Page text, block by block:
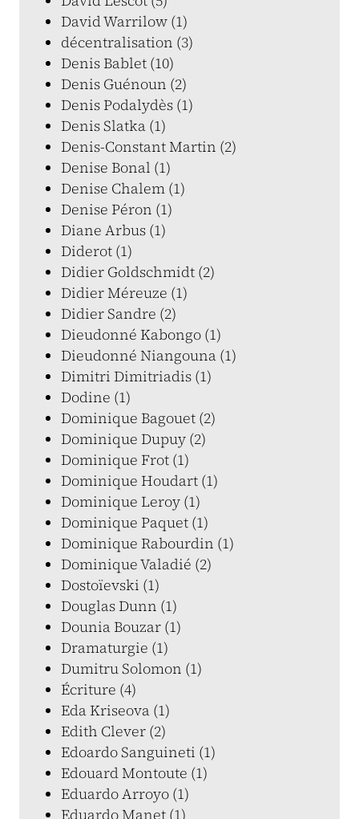
David Warrilow (1)
décentralisation (3)
Denis Bablet (10)
Denis Guénoun (2)
Denis Podalydès (1)
Denis Slatka (1)
Denis-Constant Martin (2)
Denise Bonal (1)
Denise Chalem (1)
Denise Péron (1)
Diane Arbus (1)
Diderot (1)
Didier Goldschmidt (2)
Didier Méreuze (1)
Didier Sandre (2)
Dieudonné Kabongo (1)
Dieudonné Niangouna (1)
Dimitri Dimitriadis (1)
Dodine (1)
Dominique Bagouet (2)
Dominique Dupuy (2)
Dominique Frot (1)
Dominique Houdart (1)
Dominique Leroy (1)
Dominique Paquet (1)
Dominique Rabourdin (1)
Dominique Valadié (2)
Dostoïevski (1)
Douglas Dunn (1)
Dounia Bouzar (1)
Dramaturgie (1)
Dumitru Solomon (1)
Écriture (4)
Eda Kriseova (1)
Edith Clever (2)
Edoardo Sanguineti (1)
Edouard Montoute (1)
Eduardo Arroyo (1)
Eduardo Manet (1)